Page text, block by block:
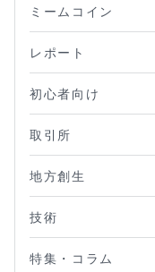
ミームコイン
レポート
初心者向け
取引所
地方創生
技術
特集・コラム